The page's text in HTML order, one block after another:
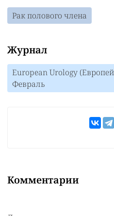
Рак полового члена
Журнал
European Urology
Февраль
Комментарии